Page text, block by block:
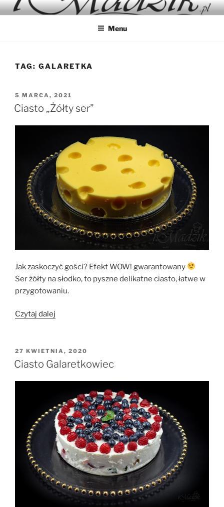
Przejdź
do
IMADZIK
Blog Kulinarny
Menu
TAG: GALARETKA
OPUBLIKOWANE
W
5 MARCA, 2021
Ciasto „Żółty ser”
Jak zaskoczyć gości? Efekt WOW! gwarantowany
Ser żółty na słodko, to pyszne delikatne ciasto, łatwe w
przygotowaniu.
Czytaj dalej
OPUBLIKOWANE
W
27 KWIETNIA, 2020
Ciasto Galaretkowiec